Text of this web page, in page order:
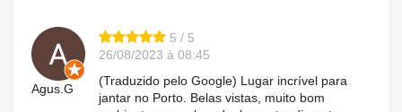
Agus.G
5 / 5
26/08/2023 à 08:45
(Traduzido pelo Google) Lugar incrível para
jantar no Porto. Belas vistas, muito bom